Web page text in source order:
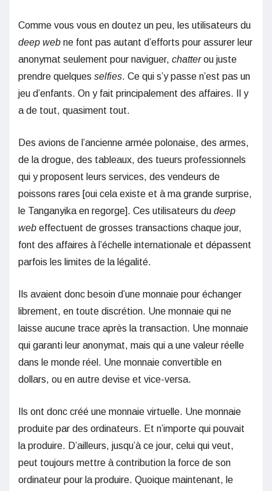
Comme vous vous en doutez un peu, les utilisateurs du
deep web ne font pas autant d’efforts pour assurer leur
anonymat seulement pour naviguer, chatterou juste
prendre quelques selfies. Ce qui s’y passe n’est pas un
jeu d’enfants. On y fait principalement des affaires. Il y
a de tout, quasiment tout.
Des avions de l’ancienne armée polonaise, des armes,
de la drogue, des tableaux, des tueurs professionnels
qui y proposent leurs services, des vendeurs de
poissons rares [oui cela existe et à ma grande surprise,
le Tanganyika en regorge]. Ces utilisateurs du deep
web effectuent de grosses transactions chaque jour,
font des affaires à l’échelle internationale et dépassent
parfois les limites de la légalité.
Ils avaient donc besoin d’une monnaie pour échanger
librement, en toute discrétion. Une monnaie qui ne
laisse aucune trace après la transaction. Une monnaie
qui garanti leur anonymat, mais qui a une valeur réelle
dans le monde réel. Une monnaie convertible en
dollars, ou en autre devise et vice-versa.
Ils ont donc créé une monnaie virtuelle. Une monnaie
produite par des ordinateurs. Et n’importe qui pouvait
la produire. D’ailleurs, jusqu’à ce jour, celui qui veut,
peut toujours mettre à contribution la force de son
ordinateur pour la produire. Quoique maintenant, le